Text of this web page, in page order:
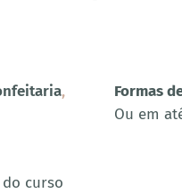
,
curso
Formas
Ou em